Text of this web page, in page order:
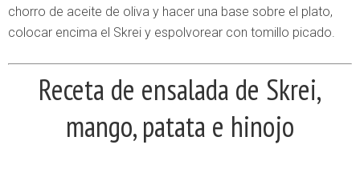
chorro de aceite de oliva y hacer una base sobre el plato,
colocar encima el Skrei y espolvorear con tomillo picado.
Receta de ensalada de Skrei,
mango, patata e hinojo